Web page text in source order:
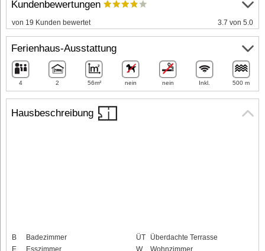
Hausbeschreibung
B
Badezimmer
E
Esszimmer
ÜT
Überdachte Terrasse
W
Wohnzimmer
Kundenbewertungen
von 19 Kunden bewertet 3.7 von 5.0
Ferienhaus-Ausstattung
4 2 56m² nein nein Inkl. 500 m